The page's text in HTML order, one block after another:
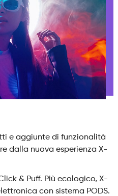
X-BAR
e aggiunte di funzionalità
dalla nuova esperienza X-
& Puff. Più ecologico, X-
con sistema PODS.